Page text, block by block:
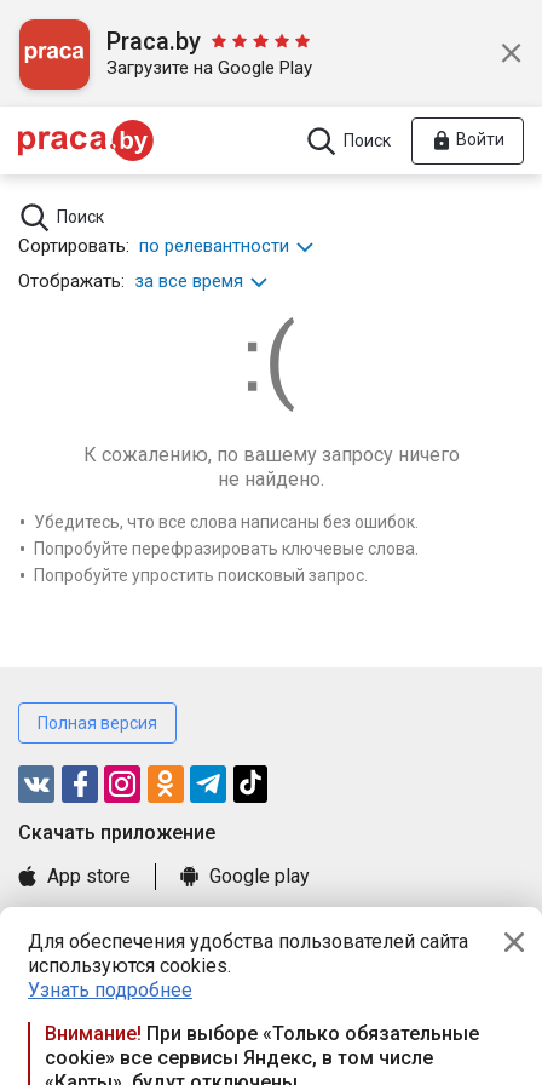
Для обеспечения удобства пользователей сайта
используются cookies.
Узнать подробнее
Внимание! При выборе «Только обязательные
cookie» все сервисы Яндекс, в том числе
Praca.by
Загрузите на Google Play
Поиск Войти
Поиск
Сортировать: по релевантности
Отображать: за все время
К сожалению, по вашему запросу ничего
не найдено.
Убедитесь, что все слова написаны без ошибок.
Попробуйте перефразировать ключевые слова.
Попробуйте упростить поисковый запрос.
Полная версия
Cкачать приложение
App store
Google play
Книга замечаний и предложений
Правила и документы
Praca.by © 2000—2026, ООО «ПРАЦА БАЙ»
Республика Беларусь, 220114, г. Минск, пр-т Независимости
117а, пом. № 9.